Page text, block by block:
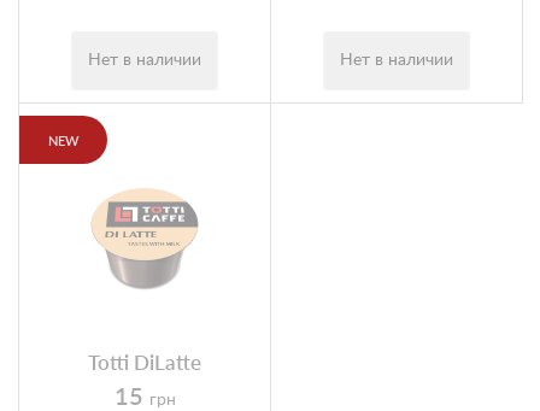
Нет в наличии Нет в наличии
NEW
Totti DiLatte
15 грн